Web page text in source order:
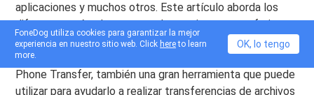
aplicaciones y muchos otros. Este artículo aborda los
diferentes métodos que puede seguir para transferir
videos de la PC al iPad. Si quierestransferir video desde
PC a iPhone
, los métodos son casi los mismos. FoneDog
Phone Transfer, también una gran herramienta que puede
utilizar para ayudarlo a realizar transferencias de archivos
FoneDog utiliza cookies para garantizar la mejor
experiencia en nuestro sitio web. Click hereto learn
more.
OK, lo tengo